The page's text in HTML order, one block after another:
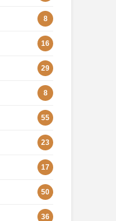
8
16
29
8
55
23
17
50
36